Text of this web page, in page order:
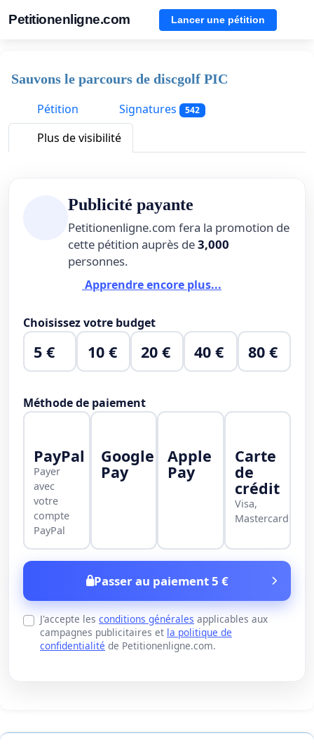
Petitionenligne.com Lancer une pétition
Sauvons le parcours de discgolf PIC
Pétition
Signatures 542
Plus de visibilité
Publicité payante
Petitionenligne.com fera la promotion de
cette pétition auprès de3,000
personnes.
Apprendre encore plus...
Choisissez votre budget
5 € 10 € 20 € 40 € 80 €
Méthode de paiement
PayPal
Payer
avec
votre
compte
PayPal
Google
Pay
Apple
Pay
Carte
de
crédit
Visa,
Mastercard
Passer au paiement 5 €
J'accepte les conditions générales applicables aux
campagnes publicitaires et la politique de
confidentialité de Petitionenligne.com.